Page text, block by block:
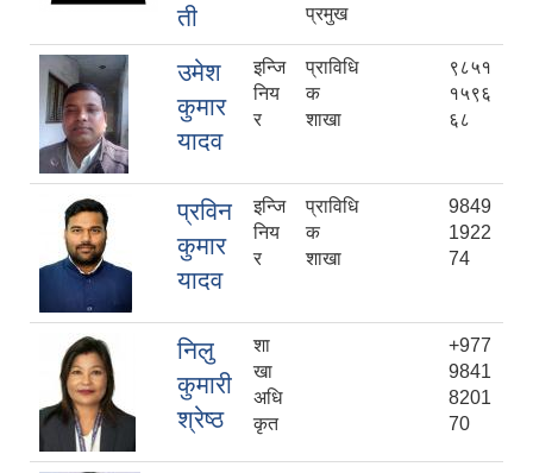
ती
प्रमुख
उमेश
कुमार
यादव
इन्जि
निय
र
प्राविधि
क
शाखा
९८५१
१५९६
६८
प्रविन
कुमार
यादव
इन्जि
निय
र
प्राविधि
क
शाखा
9849
1922
74
निलु
कुमारी
श्रेष्ठ
शा
खा
अधि
कृत
+977
9841
8201
70